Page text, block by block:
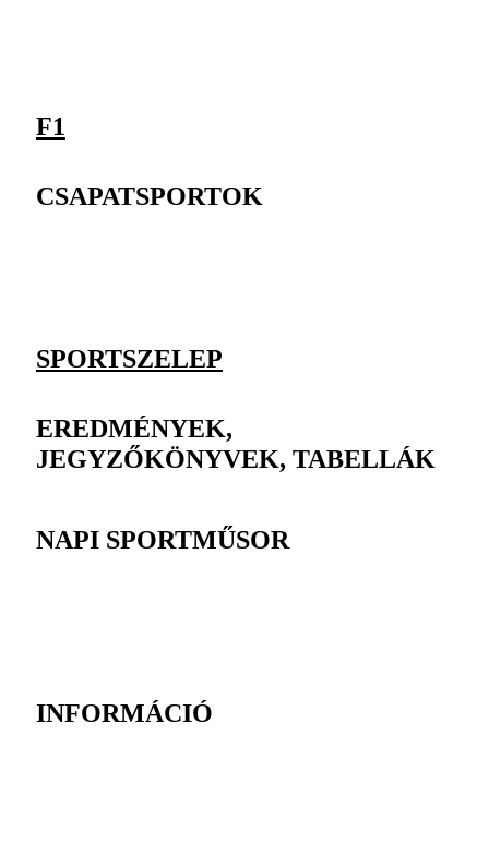
F1
CSAPATSPORTOK
SPORTSZELEP
EREDMÉNYEK,
JEGYZŐKÖNYVEK, TABELLÁK
NAPI SPORTMŰSOR
INFORMÁCIÓ